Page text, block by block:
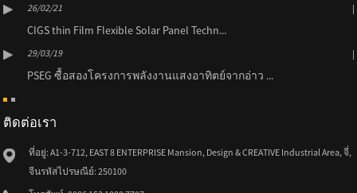
26/02/21
CIGS thin Film Flexible Solar Panel Techn...
29/03/19
PSEG ซื้อสองโครงการพลังงานแสงอาทิตย์จากอ่าว ...
ติดต่อเรา
ที่อยู่: A1-3-712, EAST 8 ENTERPRISE Mansion, Design & CREATIVE Industrial Area, จี่,
จีนรหัสไปรษณีย์: 250100